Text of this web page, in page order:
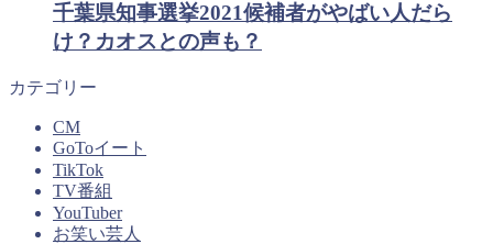
千葉県知事選挙2021候補者がやばい人だら
け？カオスとの声も？
カテゴリー
CM
GoToイート
TikTok
TV番組
YouTuber
お笑い芸人